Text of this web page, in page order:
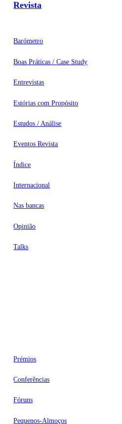
Revista
Barómetro
Boas Práticas / Case Study
Entrevistas
Estórias com Propósito
Estudos / Análise
Eventos Revista
Índice
Internacional
Nas bancas
Opinião
Talks
Prémios
Conferências
Fóruns
Pequenos-Almoços